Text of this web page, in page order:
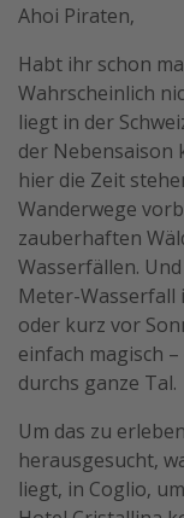
Ahoi Piraten,
Habt ihr schon
Wahrscheinlich
liegt in der
der Nebensaison
hier die Zeit
Wanderwege
zauberhaften
Wasserfällen.
Meter-Wasserfall
oder kurz vor
einfach magisch
durchs ganze Tal.
Um das zu
herausgesucht,
liegt, in Coglio,